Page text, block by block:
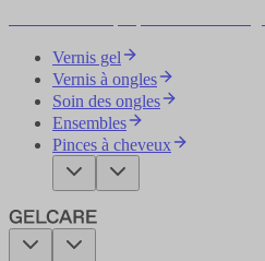
Vernis gel
Vernis à ongles
Soin des ongles
Ensembles
Pinces à cheveux